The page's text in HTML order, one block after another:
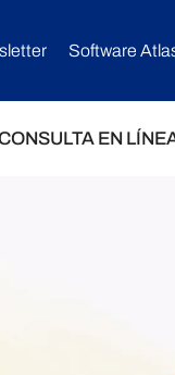
Software
EN